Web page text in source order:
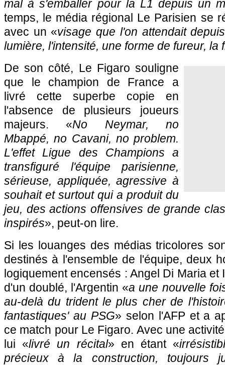
mal à s'emballer pour la L1 depuis un
temps, le média régional Le Parisien se
avec un «visage que l'on attendait
lumière, l'intensité, une forme de fureur, la
De son côté, Le Figaro souligne
que le champion de France a
livré cette superbe copie en
l'absence de plusieurs joueurs
majeurs. «No Neymar, no
Mbappé, no Cavani, no problem.
L'effet Ligue des Champions a
transfiguré l'équipe parisienne,
sérieuse, appliquée, agressive à
souhait et surtout qui a produit du
jeu, des actions offensives de grande
inspirés», peut-on lire.
Si les louanges des médias tricolores
destinés à l'ensemble de l'équipe, deux
logiquement encensés : Angel Di Maria et
d'un doublé, l'Argentin «a une nouvelle
au-delà du trident le plus cher de
fantastiques' au PSG» selon l'AFP et a
ce match pour Le Figaro. Avec une
lui «livré un récital» en étant «
précieux à la construction, toujours